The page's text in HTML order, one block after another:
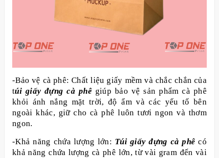
-Bảo vệ cà phê: Chất liệu giấy mềm và chắc chắn của
túi giấy đựng cà phêgiúp bảo vệ sản phẩm cà phê
khỏi ánh nắng mặt trời, độ ẩm và các yếu tố bên
ngoài khác, giữ cho cà phê luôn tươi ngon và thơm
ngon.
-Khả năng chứa lượng lớn: Túi giấy đựng cà phê có
khả năng chứa lượng cà phê lớn, từ vài gram đến vài